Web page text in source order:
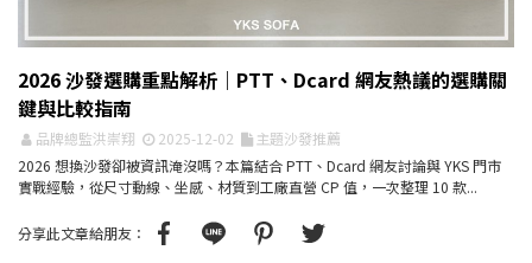
2026 沙發選購重點解析｜PTT、Dcard 網友熱議的選購關
鍵與比較指南
品牌總監洪崇翔 2025-12-02
主題沙發推薦
2026 想換沙發卻被資訊淹沒嗎？本篇結合 PTT、Dcard 網友討論與 YKS 門市
實戰經驗，從尺寸動線、坐感、材質到工廠直營 CP 值，一次整理 10 款...
分享此文章給朋友：